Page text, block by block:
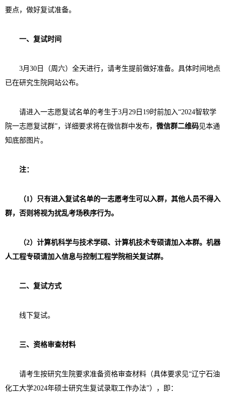
要点，做好复试准备。
一、复试时间
3月 30 日（周六）全天进行，请考生提前做好准备。具体时间地点
已在研究生院网站公布。
请进入一志愿复试名单的考生于3月 29 日 19时前加入“2024智软学
院一志愿复试群”，详细要求将在微信群中发布， 微信群二维码见本通
知底部图片。
注：
（1 ）只有进入复试名单的一志愿考生可以入群，其他人员不得入
群，否则将视为扰乱考场秩序行为。
（2）计算机科学与技术学硕、计算机技术专硕请加入本群。机器
人工程专硕请加入信息与控制工程学院相关复试群。
二、复试方式
线下复试。
三、资格审查材料
请考生按研究生院要求准备资格审查材料（具体要求见“辽宁石油
化工大学2024年硕士研究生复试录取工作办法”），即：